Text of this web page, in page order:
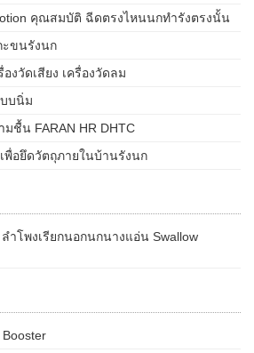
คุณสมบัติ ฉีดตรงไหนนกทำรังตรงนั้น
ะขนรังนก
งวัดเสียง เครื่องวัดลม
บนิ่ม
ชื้น FARAN HR DHTC
พื่อยึดวัตถุภายในบ้านรังนก
โพงเรียกนอกนกนางแอ่น Swallow